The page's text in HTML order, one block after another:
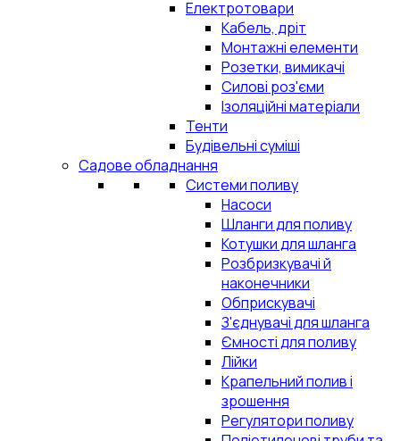
Електротовари
Кабель, дріт
Монтажні елементи
Розетки, вимикачі
Силові роз'єми
Ізоляційні матеріали
Тенти
Будівельні суміші
Садове обладнання
Системи поливу
Насоси
Шланги для поливу
Котушки для шланга
Розбризкувачі й
наконечники
Обприскувачі
З'єднувачі для шланга
Ємності для поливу
Лійки
Крапельний полив і
зрошення
Регулятори поливу